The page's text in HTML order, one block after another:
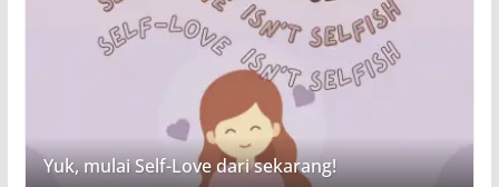
Yuk, mulai Self-Love dari sekarang!